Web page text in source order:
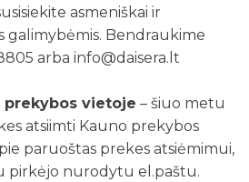
asmeniškai ir
galimybėmis. Bendraukime
arba info@daisera.lt
prekybos vietoje – šiuo metu
atsiimti Kauno prekybos
paruoštas prekes atsiėmimui,
pirkėjo nurodytu el.paštu.